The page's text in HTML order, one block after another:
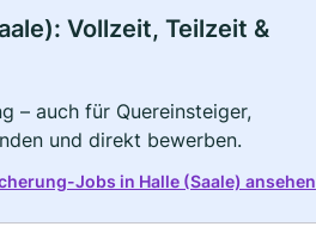
Vollzeit, Teilzeit &
– auch für Quereinsteiger,
und direkt bewerben.
Jobs in Halle (Saale) ansehen